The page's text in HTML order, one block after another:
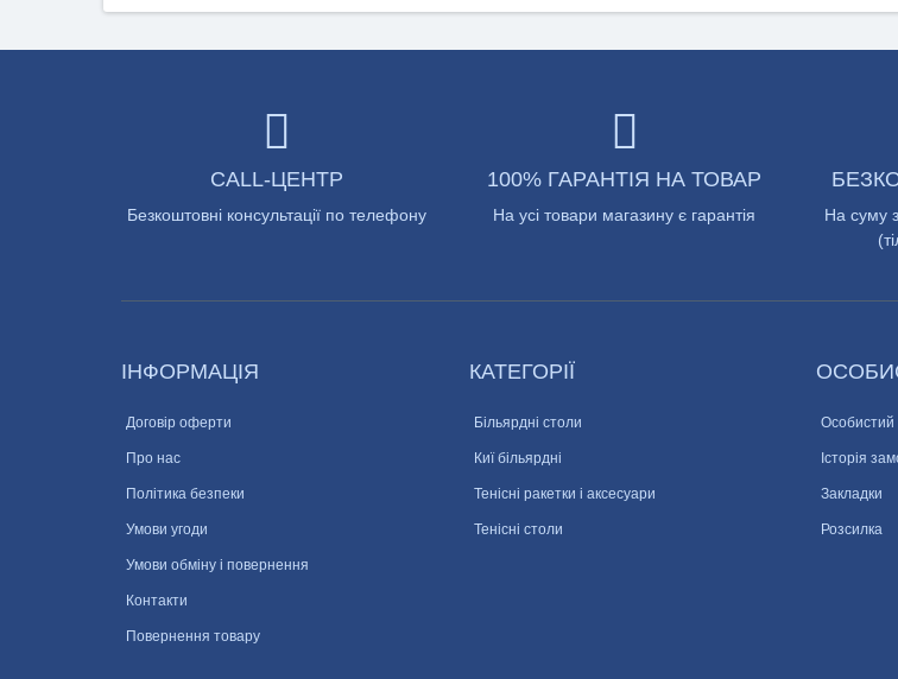
CALL-ЦЕНТР
Безкоштовні консультації по телефону
100% ГАРАНТІЯ НА ТОВАР
На усі товари магазину є гарантія
На суму
ІНФОРМАЦІЯ
Договір оферти
Про нас
Політика безпеки
Умови угоди
Умови обміну і повернення
Контакти
Повернення товару
КАТЕГОРІЇ
Більярдні столи
Киї більярдні
Тенісні ракетки і аксесуари
Тенісні столи
Особистий
Історія
Закладки
Розсилка